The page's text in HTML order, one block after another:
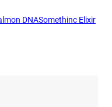
DNASomethinc Elixir